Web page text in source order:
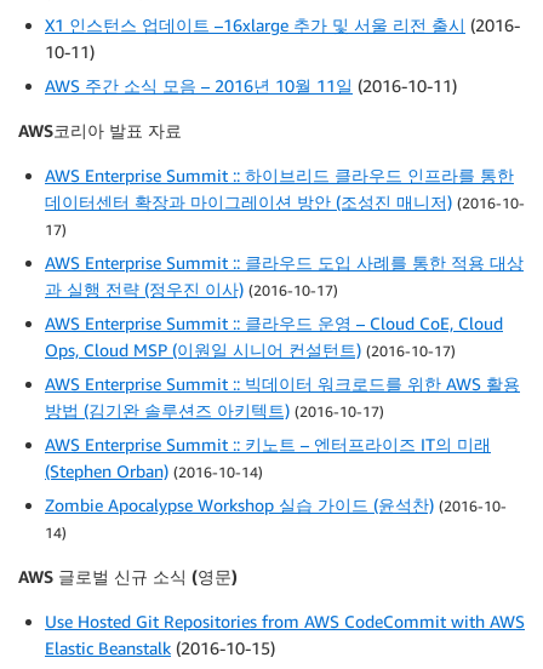
X1 인스턴스 업데이트 –16xlarge 추가 및 서울 리전 출시 (2016-
10-11)
AWS 주간 소식 모음 – 2016년 10월 11일 (2016-10-11)
AWS코리아 발표 자료
AWS Enterprise Summit :: 하이브리드 클라우드 인프라를 통한
데이터센터 확장과 마이그레이션 방안 (조성진 매니저) (2016-10-
17)
AWS Enterprise Summit :: 클라우드 도입 사례를 통한 적용 대상
과 실행 전략 (정우진 이사) (2016-10-17)
AWS Enterprise Summit :: 클라우드 운영 – Cloud CoE, Cloud
Ops, Cloud MSP (이원일 시니어 컨설턴트) (2016-10-17)
AWS Enterprise Summit :: 빅데이터 워크로드를 위한 AWS 활용
방법 (김기완 솔루션즈 아키텍트) (2016-10-17)
AWS Enterprise Summit :: 키노트 – 엔터프라이즈 IT의 미래
(Stephen Orban) (2016-10-14)
Zombie Apocalypse Workshop 실습 가이드 (윤석찬) (2016-10-
14)
AWS 글로벌 신규 소식 (영문)
Use Hosted Git Repositories from AWS CodeCommit with AWS
Elastic Beanstalk (2016-10-15)